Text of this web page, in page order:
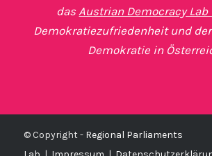
dasAustrian Democracy Lab
Demokratiezufriedenheit und
Demokratie in
© Copyright - Regional Parliaments